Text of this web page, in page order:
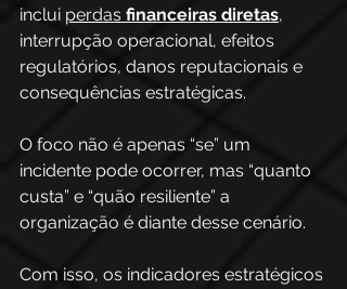
inclui perdas financeiras diretas,
interrupção operacional, efeitos
regulatórios, danos reputacionais e
consequências estratégicas.
O foco não é apenas “se” um
incidente pode ocorrer, mas “quanto
custa” e “quão resiliente” a
organização é diante desse cenário.
Com isso, os indicadores estratégicos